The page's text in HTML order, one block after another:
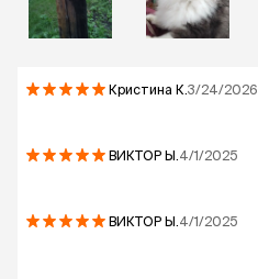
Кристина К. 3/24/2026
ВИКТОР Ы. 4/1/2025
ВИКТОР Ы. 4/1/2025